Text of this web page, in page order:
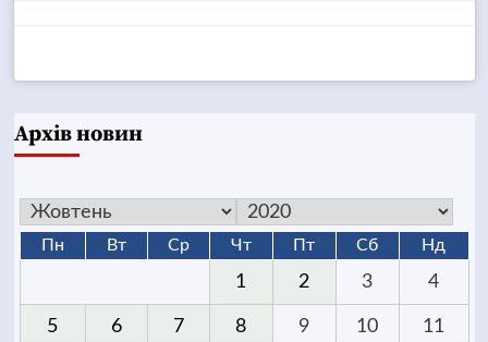
Архів новин
Пн Вт Ср Чт Пт Сб Нд
1 2 3 4
5 6 7 8 9 10 11